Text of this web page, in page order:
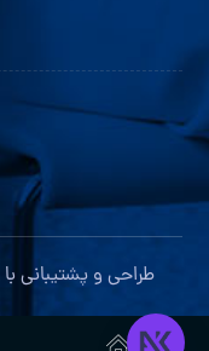
طراحی و پشتیبانی با